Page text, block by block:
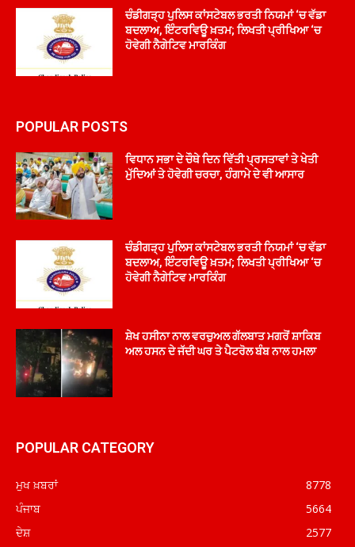
ਚੰਡੀਗੜ੍ਹ ਪੁਲਿਸ ਕਾਂਸਟੇਬਲ ਭਰਤੀ ਨਿਯਮਾਂ ‘ਚ ਵੱਡਾ
ਬਦਲਾਅ, ਇੰਟਰਵਿਊ ਖ਼ਤਮ; ਲਿਖਤੀ ਪ੍ਰੀਖਿਆ ‘ਚ
ਹੋਵੇਗੀ ਨੈਗੇਟਿਵ ਮਾਰਕਿੰਗ
POPULAR POSTS
ਵਿਧਾਨ ਸਭਾ ਦੇ ਚੌਥੇ ਦਿਨ ਵਿੱਤੀ ਪ੍ਰਸਤਾਵਾਂ ਤੇ ਖੇਤੀ
ਮੁੱਦਿਆਂ ਤੇ ਹੋਵੇਗੀ ਚਰਚਾ, ਹੰਗਾਮੇ ਦੇ ਵੀ ਆਸਾਰ
ਚੰਡੀਗੜ੍ਹ ਪੁਲਿਸ ਕਾਂਸਟੇਬਲ ਭਰਤੀ ਨਿਯਮਾਂ ‘ਚ ਵੱਡਾ
ਬਦਲਾਅ, ਇੰਟਰਵਿਊ ਖ਼ਤਮ; ਲਿਖਤੀ ਪ੍ਰੀਖਿਆ ‘ਚ
ਹੋਵੇਗੀ ਨੈਗੇਟਿਵ ਮਾਰਕਿੰਗ
ਸ਼ੇਖ ਹਸੀਨਾ ਨਾਲ ਵਰਚੁਅਲ ਗੱਲਬਾਤ ਮਗਰੋਂ ਸ਼ਾਕਿਬ
ਅਲ ਹਸਨ ਦੇ ਜੱਦੀ ਘਰ ਤੇ ਪੈਟਰੋਲ ਬੰਬ ਨਾਲ ਹਮਲਾ
POPULAR CATEGORY
ਮੁਖ ਖ਼ਬਰਾਂ
8778
ਪੰਜਾਬ
5664
ਦੇਸ਼
2577